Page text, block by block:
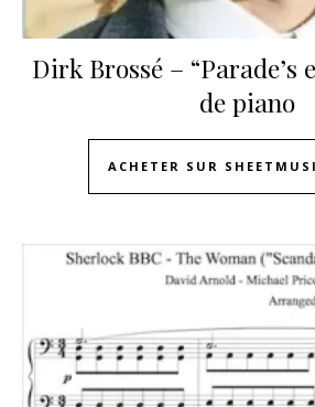
Dirk Brossé – “Parade’s
de piano
ACHETER SUR